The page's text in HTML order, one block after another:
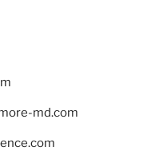
md.com